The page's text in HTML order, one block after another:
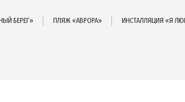
БЕРЕГ» ПЛЯЖ «АВРОРА» ИНСТАЛЛЯЦИЯ «Я